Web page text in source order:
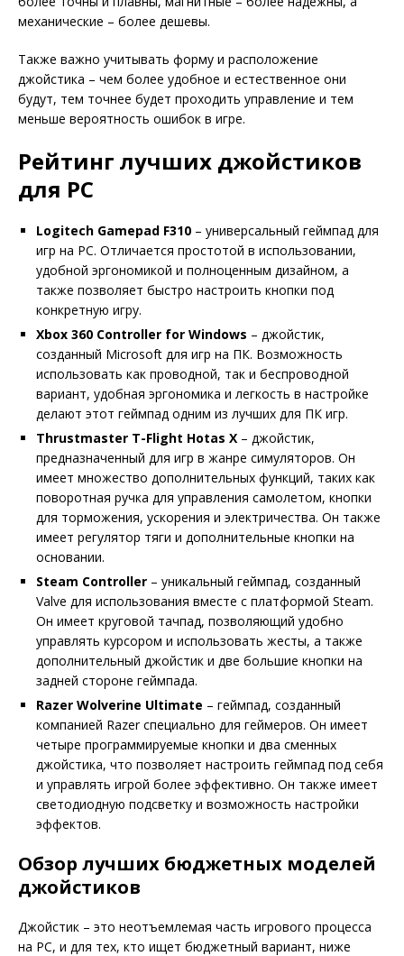
механические – более дешевы.
Также важно учитывать форму и расположение
джойстика – чем более удобное и естественное они
будут, тем точнее будет проходить управление и тем
меньше вероятность ошибок в игре.
Рейтинг лучших джойстиков
для PC
Logitech Gamepad F310 – универсальный геймпад для
игр на PC. Отличается простотой в использовании,
удобной эргономикой и полноценным дизайном, а
также позволяет быстро настроить кнопки под
конкретную игру.
Xbox 360 Controller for Windows – джойстик,
созданный Microsoft для игр на ПК. Возможность
использовать как проводной, так и беспроводной
вариант, удобная эргономика и легкость в настройке
делают этот геймпад одним из лучших для ПК игр.
Thrustmaster T-Flight Hotas X – джойстик,
предназначенный для игр в жанре симуляторов. Он
имеет множество дополнительных функций, таких как
поворотная ручка для управления самолетом, кнопки
для торможения, ускорения и электричества. Он также
имеет регулятор тяги и дополнительные кнопки на
основании.
Steam Controller – уникальный геймпад, созданный
Valve для использования вместе с платформой Steam.
Он имеет круговой тачпад, позволяющий удобно
управлять курсором и использовать жесты, а также
дополнительный джойстик и две большие кнопки на
задней стороне геймпада.
Razer Wolverine Ultimate – геймпад, созданный
компанией Razer специально для геймеров. Он имеет
четыре программируемые кнопки и два сменных
джойстика, что позволяет настроить геймпад под себя
и управлять игрой более эффективно. Он также имеет
светодиодную подсветку и возможность настройки
эффектов.
Обзор лучших бюджетных моделей
джойстиков
Джойстик – это неотъемлемая часть игрового процесса
на PC, и для тех, кто ищет бюджетный вариант, ниже